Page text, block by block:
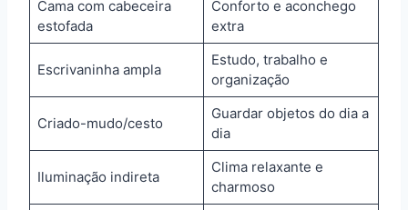
Cama com cabeceira
estofada
Conforto e aconchego
extra
Escrivaninha ampla
Estudo, trabalho e
organização
Criado-mudo/cesto
Guardar objetos do dia a
dia
Iluminação indireta
Clima relaxante e
charmoso